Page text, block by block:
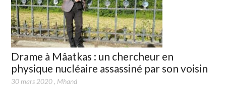
Drame à Mâatkas : un chercheur en
physique nucléaire assassiné par son voisin
30 mars 2020, Mhand